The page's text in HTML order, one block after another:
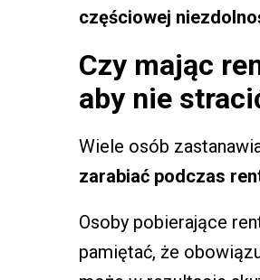
częściowej
Czy mając
aby nie
Wiele osób
zarabiać podczas
Osoby pobierające
pamiętać, że